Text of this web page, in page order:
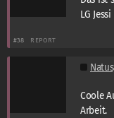
LG Jessi
#38 REPORT
Coole
Arbeit.